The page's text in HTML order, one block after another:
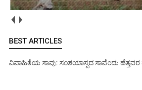
BEST ARTICLES
ವಿವಾಹಿತೆಯ ಸಾವು: ಸಂಶಯಾಸ್ಪದ ಸಾವೆಂದು ಹೆತ್ತವರ